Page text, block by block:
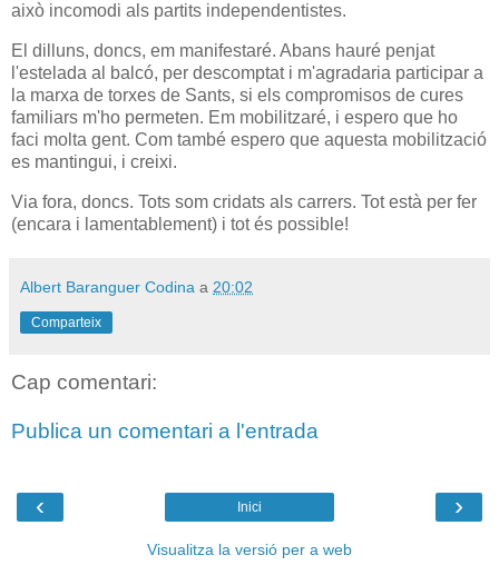
això incomodi als partits independentistes.
El dilluns, doncs, em manifestaré. Abans hauré penjat
l'estelada al balcó, per descomptat i m'agradaria participar a
la marxa de torxes de Sants, si els compromisos de cures
familiars m'ho permeten. Em mobilitzaré, i espero que ho
faci molta gent. Com també espero que aquesta mobilització
es mantingui, i creixi.
Via fora, doncs. Tots som cridats als carrers. Tot està per fer
(encara i lamentablement) i tot és possible!
Albert Baranguer Codina a 20:02
Comparteix
Cap comentari:
Publica un comentari a l'entrada
‹ ›
Inici
Visualitza la versió per a web